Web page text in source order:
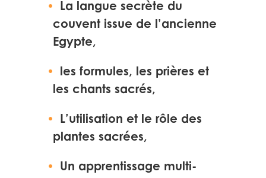
La langue secrète du
couvent issue de l’ancienne
Egypte,
les formules, les prières et
les chants sacrés,
L’utilisation et le rôle des
plantes sacrées,
Un apprentissage multi-